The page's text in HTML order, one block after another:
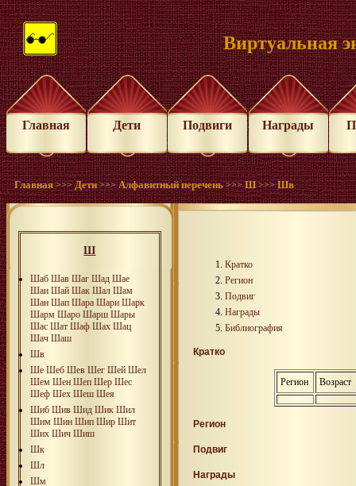
Виртуальная
Главная Дети Подвиги Награды
Главная >>>Дети >>>Алфавитный перечень >>>Ш >>>Шв
Ш
Шаб Шав Шаг Шад Шае
Шаи Шай Шак Шал Шам
Шан Шап Шара Шари Шарк
Шарм Шаро Шарш Шары
Шас Шат Шаф Шах Шац
Шач Шаш
Шв
Ше Шеб Шев Шег Шей Шел
Шем Шен Шеп Шер Шес
Шеф Шех Шеш Шея
Шиб Шив Шид Шик Шил
Шим Шин Шип Шир Шит
Ших Шич Шиш
Шк
Шл
Шм
Кратко
Регион
Подвиг
Награды
Библиография
Кратко
Регион Возраст
Регион
Подвиг
Награды